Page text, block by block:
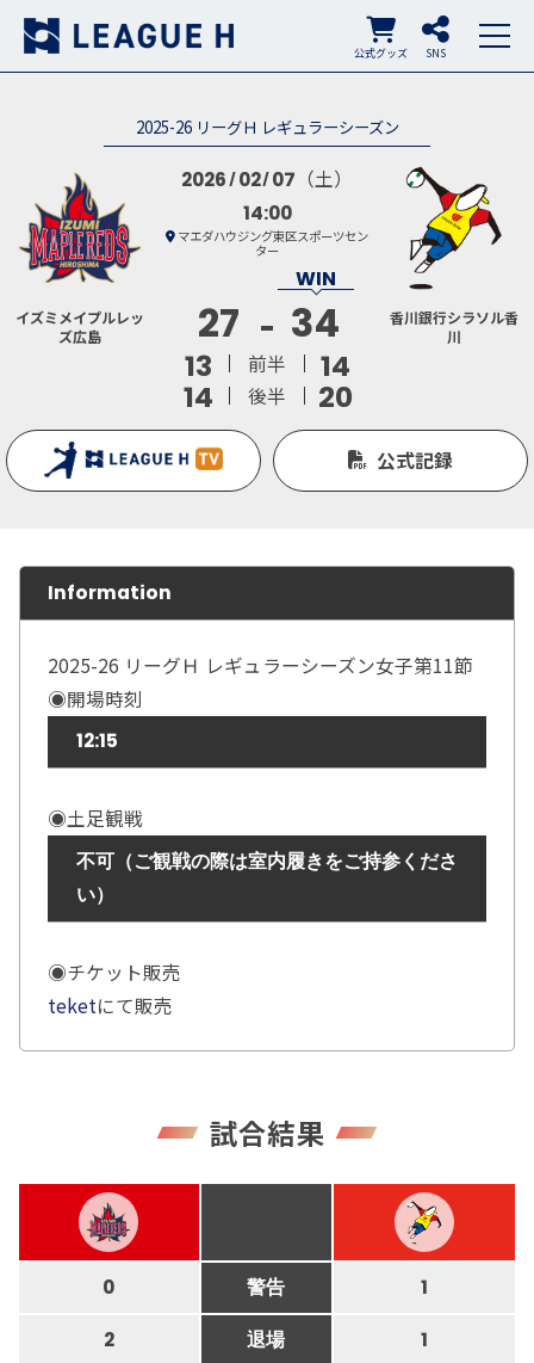
SNS
公式グッズ
2025-26 リーグＨ レギュラーシーズン
イズミメイプルレッ
ズ広島
2026 02 07 （土）
14:00
マエダハウジング東区スポーツセン
ター
27 34
13 前半
14
14
後半 20
香川銀行シラソル香
川
公式記録
Information
2025-26 リーグＨ レギュラーシーズン女子第11節
◉開場時刻
12:15
◉土足観戦
不可（ご観戦の際は室内履きをご持参くださ
い）
◉チケット販売
teketにて販売
試合結果
0 警告 1
2 退場 1